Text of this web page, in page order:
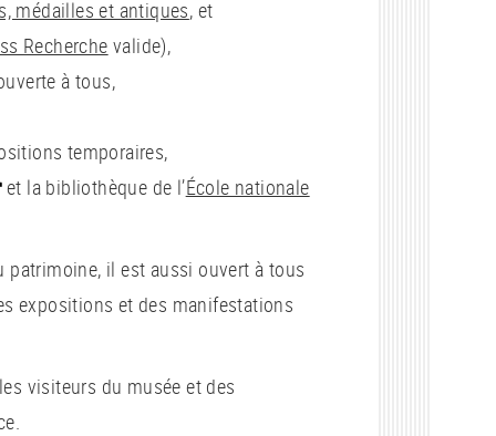
médailles et antiques, et
Recherche valide),
à tous,
temporaires,
et la bibliothèque de l’École nationale
patrimoine, il est aussi ouvert à tous
expositions et des manifestations
visiteurs du musée et des